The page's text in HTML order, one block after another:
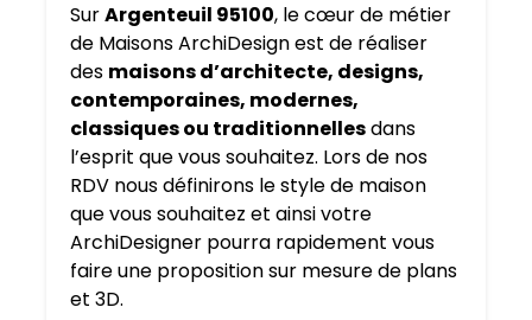
SurArgenteuil 95100, le cœur de métier
de Maisons ArchiDesign est de réaliser
des maisons d’architecte, designs,
contemporaines, modernes,
classiques ou traditionnellesdans
l’esprit que vous souhaitez. Lors de nos
RDV nous définirons le style de maison
que vous souhaitez et ainsi votre
ArchiDesigner pourra rapidement vous
faire une proposition sur mesure de plans
et 3D.